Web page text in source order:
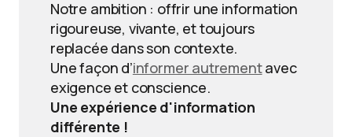
Notre ambition : offrir une information
rigoureuse, vivante, et toujours
replacée dans son contexte.
Une façon d’informer autrementavec
exigence et conscience.
Une expérience d'information
différente !